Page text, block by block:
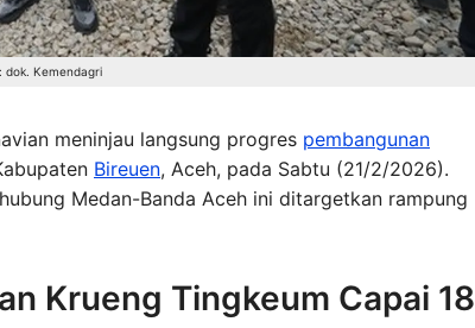
dok. Kemendagri
meninjau langsung progres pembangunan
Bireuen, Aceh, pada Sabtu (21/2/2026).
Medan-Banda Aceh ini ditargetkan rampung
Krueng Tingkeum Capai 18